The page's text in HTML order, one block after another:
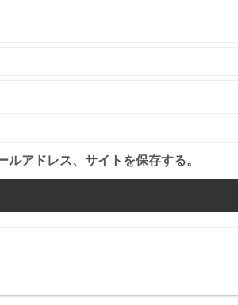
アドレス、サイトを保存する。